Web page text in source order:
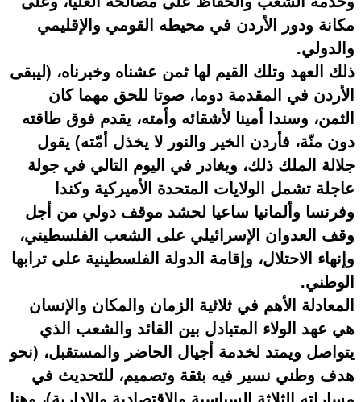
مكانة ودور الأردن في محيطه القومي والإقليمي
والدولي.
ذلك العهد وتلك القيم لها ثمن عشناه وخبرناه، (ليبقى
الأردن في المقدمة دوما، صوتا للحق مهما كان
الثمن، وسندا أمينا لأشقائه وأمته، يقدم فوق طاقته
دون منّة، فأردن الخير والنور لا يخذل أمّته) يقول
جلالة الملك ذلك، ويغادر في اليوم التالي في جولة
عاجلة تشمل الولايات المتحدة الأميركية وكندا
وفرنسا وألمانيا ساعيا لحشد موقف دولي من أجل
وقف العدوان الإسرائيلي على الشعب الفلسطيني،
وإنهاء الاحتلال، وإقامة الدولة الفلسطينية على ترابها
الوطني.
المعادلة الأهم في ثلاثية الزمان والمكان والإنسان
هي عهد الولاء المتبادل بين القائد والشعب الذي
يتواصل ويمتد لخدمة أجيال الحاضر والمستقبل، (نحو
هدف وطني نسير فيه بثقة وتصميم، للتحديث في